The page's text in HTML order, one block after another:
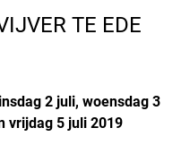
TE EDE
2 juli, woensdag 3
vrijdag 5 juli 2019